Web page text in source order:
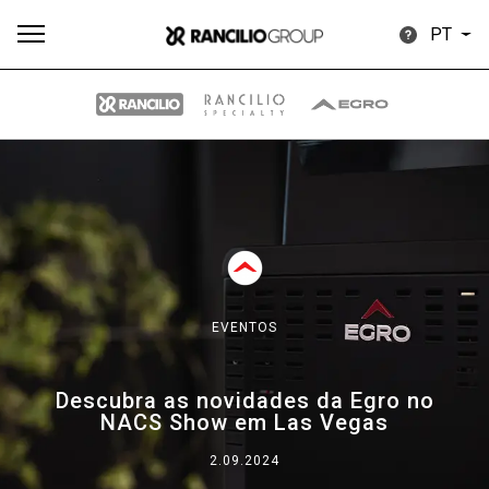
PT
EVENTOS
Descubra as novidades da Egro no
NACS Show em Las Vegas
2.09.2024
Todos Notícias
Our brands